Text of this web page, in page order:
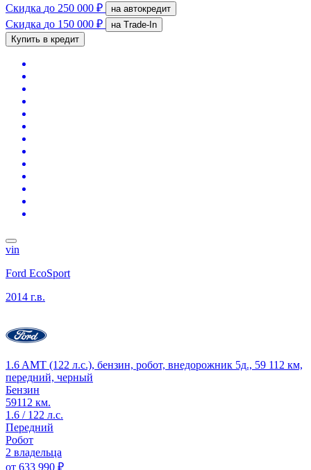
Скидка до 250 000 ₽ на автокредит
Скидка до 150 000 ₽
на Trade-In
Купить в кредит
vin
Ford EcoSport
2014 г.в.
1.6 AMT (122 л.с.), бензин, робот, внедорожник 5д., 59 112 км,
передний, черный
Бензин
59112 км.
1.6 / 122 л.с.
Передний
Робот
2 владельца
от 633 990 ₽